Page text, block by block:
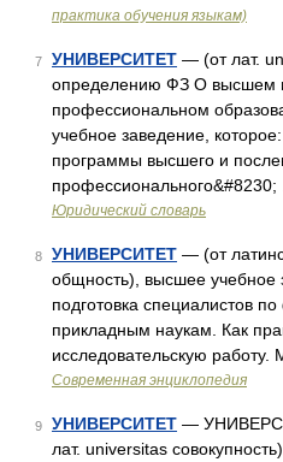
практика обучения языкам)
7 УНИВЕРСИТЕТ — (от лат.
определению ФЗ О высшем
профессиональном
учебное заведение,
программы высшего и
профессионального&#8230;
Юридический словарь
8 УНИВЕРСИТЕТ — (от
общность), высшее учебное
подготовка специалистов
прикладным наукам. Как
исследовательскую
Современная энциклопедия
9 УНИВЕРСИТЕТ —
лат. universitas